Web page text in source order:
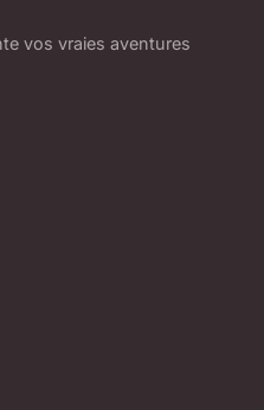
vos vraies aventures